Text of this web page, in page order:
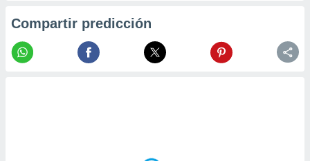
Compartir predicción